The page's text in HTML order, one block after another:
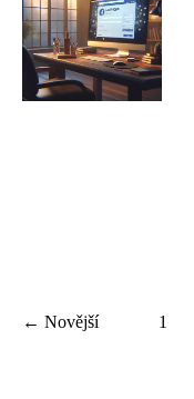
← Novější 1